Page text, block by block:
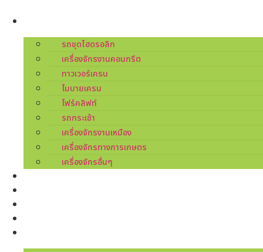
content
รถขุดไฮดรอลิก
เครื่องจักรงานคอนกรีต
ทาวเวอร์เครน
โมบายเครน
โฟร์คลิฟท์
รถกระเช้า
เครื่องจักรงานเหมือง
เครื่องจักรทางการเกษตร
เครื่องจักรอื่นๆ